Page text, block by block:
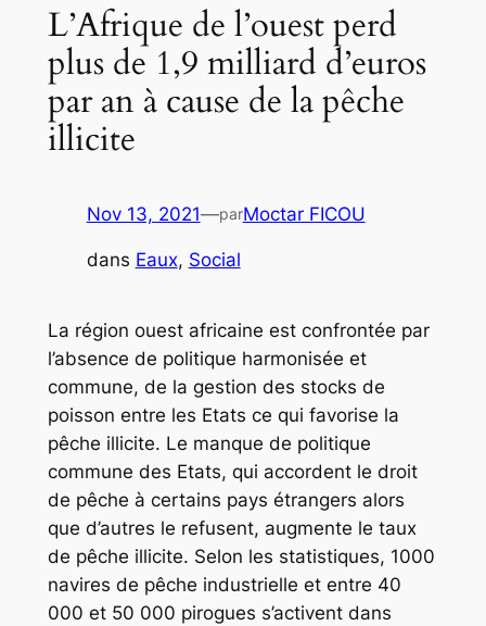
L’Afrique de l’ouest perd
plus de 1,9 milliard d’euros
par an à cause de la pêche
illicite
Nov 13, 2021—parMoctar FICOU
dans Eaux, Social
La région ouest africaine est confrontée par
l’absence de politique harmonisée et
commune, de la gestion des stocks de
poisson entre les Etats ce qui favorise la
pêche illicite. Le manque de politique
commune des Etats, qui accordent le droit
de pêche à certains pays étrangers alors
que d’autres le refusent, augmente le taux
de pêche illicite. Selon les statistiques, 1000
navires de pêche industrielle et entre 40
000 et 50 000 pirogues s’activent dans